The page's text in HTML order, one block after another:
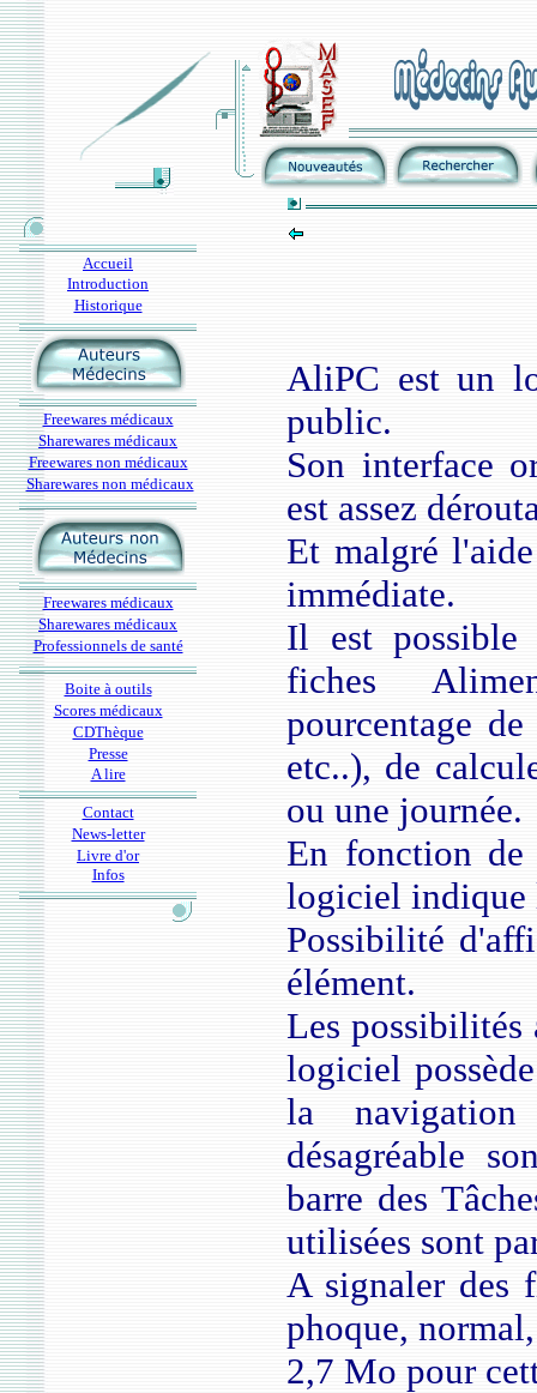
Accueil
Introduction
Historique
Freewares médicaux
Sharewares médicaux
Freewares non médicaux
Sharewares non médicaux
Freewares médicaux
Sharewares médicaux
Professionnels de santé
Boite à outils
Scores médicaux
CDThèque
Presse
A lire
Contact
News-letter
Livre d'or
Infos
AliPC est un
public.
Son interface
est assez
Et malgré
immédiate.
Il est possible
fiches
pourcentage
etc..), de
ou une journée.
En fonction
logiciel indique
Possibilité
élément.
Les possibilités
logiciel
la
désagréable
barre des
utilisées sont
A signaler des
phoque,
2,7 Mo pour